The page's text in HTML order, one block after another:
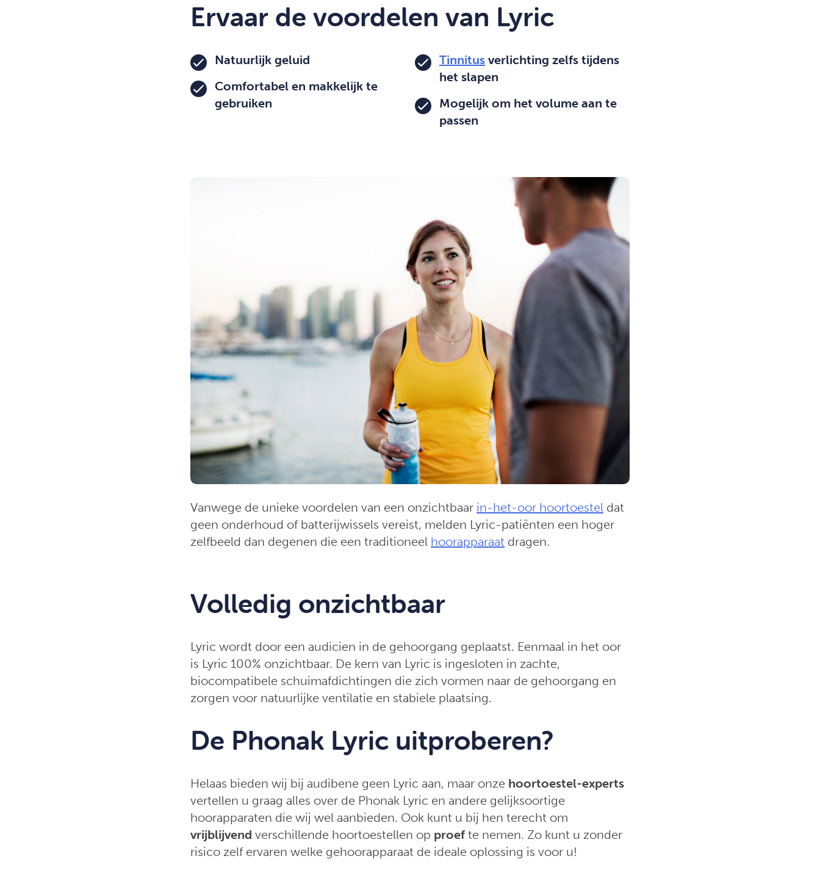
Ervaar de voordelen van Lyric
Natuurlijk geluid
Comfortabel en makkelijk te
gebruiken
Tinnitus verlichting zelfs tijdens
het slapen
Mogelijk om het volume aan te
passen
Vanwege de unieke voordelen van een onzichtbaar in-het-oor hoortoestel dat
geen onderhoud of batterijwissels vereist, melden Lyric-patiënten een hoger
zelfbeeld dan degenen die een traditioneel hoorapparaat dragen.
Volledig onzichtbaar
Lyric wordt door een audicien in de gehoorgang geplaatst. Eenmaal in het oor
is Lyric 100% onzichtbaar. De kern van Lyric is ingesloten in zachte,
biocompatibele schuimafdichtingen die zich vormen naar de gehoorgang en
zorgen voor natuurlijke ventilatie en stabiele plaatsing.
De Phonak Lyric uitproberen?
Helaas bieden wij bij audibene geen Lyric aan, maar onze hoortoestel-experts
vertellen u graag alles over de Phonak Lyric en andere gelijksoortige
hoorapparaten die wij wel aanbieden. Ook kunt u bij hen terecht om
vrijblijvend verschillende hoortoestellen op proef te nemen. Zo kunt u zonder
risico zelf ervaren welke gehoorapparaat de ideale oplossing is voor u!